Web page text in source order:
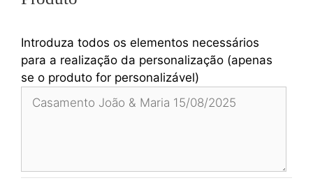
Introduza todos os elementos necessários
para a realização da personalização (apenas
se o produto for personalizável)